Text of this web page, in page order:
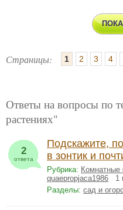
Страницы: 1 2 3 4
Ответы на вопросы по
растениях"
2
ответа
Подскажите,
в зонтик и
Рубрика: Комнатные
quaepropjaca1986 1
Разделы: сад и